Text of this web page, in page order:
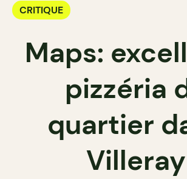
CRITIQUE
Maps:
pizzéria
quartier
Villeray